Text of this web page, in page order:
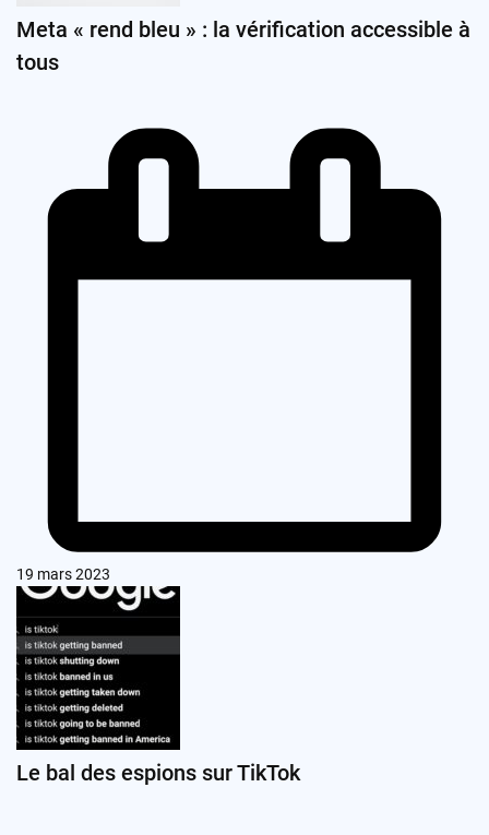
Meta « rend bleu » : la vérification accessible à
tous
19 mars 2023
Le bal des espions sur TikTok